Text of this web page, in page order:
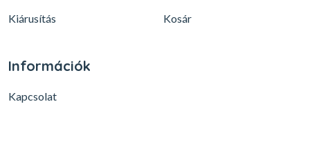
Kiárusítás
Kosár
Információk
Kapcsolat